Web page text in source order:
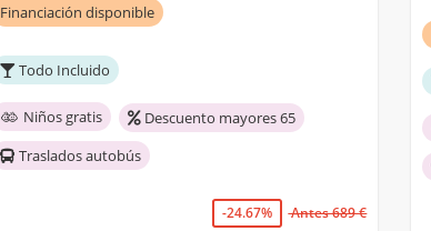
Financiación disponible
Todo Incluido
Niños gratis
Descuento mayores 65
Traslados autobús
-24.67%
Antes 689 €